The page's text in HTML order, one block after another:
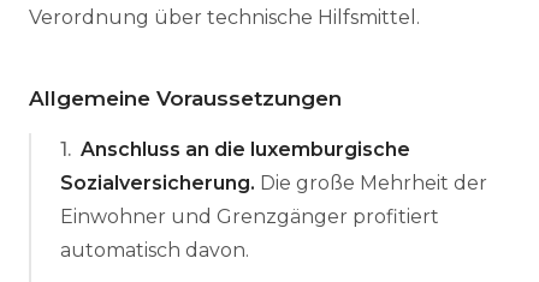
Verordnung über technische Hilfsmittel.
Allgemeine Voraussetzungen
1. Anschluss an die luxemburgische
Sozialversicherung. Die große Mehrheit der
Einwohner und Grenzgänger profitiert
automatisch davon.